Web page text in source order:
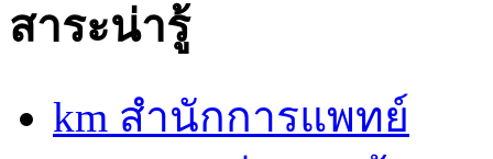
สาระน่ารู้
km สำนักการแพทย์